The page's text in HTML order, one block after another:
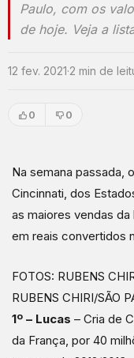
Paulo, com os
de hoje. Veja a
12 fev. 2021·2 min de
0 0
Na semana passada,
Cincinnati, dos
as maiores vendas
em reais convertidos
FOTOS: RUBENS
RUBENS CHIRI/SÃO
1º – Lucas – Cria de
da França, por 40